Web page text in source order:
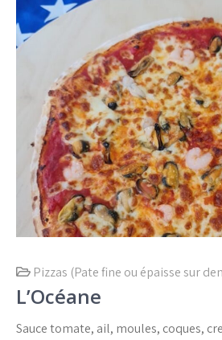
Pizzas (Pate fine ou épaisse sur
L’Océane
Sauce tomate, ail, moules, coques,